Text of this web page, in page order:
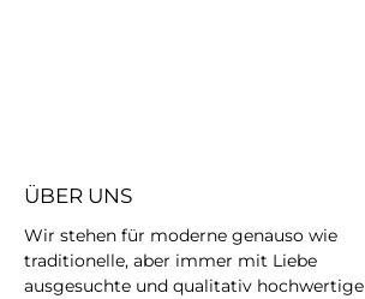
ÜBER UNS
Wir stehen für moderne genauso wie
traditionelle, aber immer mit Liebe
ausgesuchte und qualitativ hochwertige